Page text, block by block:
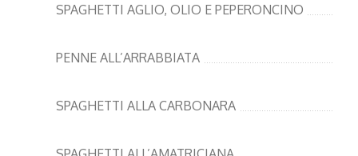
SPAGHETTI AGLIO, OLIO E PEPERONCINO
PENNE ALL’ARRABBIATA
SPAGHETTI ALLA CARBONARA